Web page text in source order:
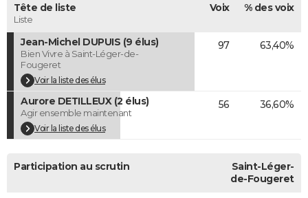
COPAINS D'AVANT
S'inscrire
Se connecter
Lycées
Collèges
Primaires
Universités
Entreprises
Service militaire
Avis de recherche
AVIS DE DÉCÈS
FORUM
Bricolage
Lifestyle
Culture
Sport
Auto
Television
Voyage
Cinema
Tête de liste
Liste
Voix % des voix
Jean-Michel DUPUIS (9 élus)
Bien Vivre à Saint-Léger-de-
Fougeret
Voir la liste des élus
97 63,40%
Aurore DETILLEUX (2 élus)
Agir ensemble maintenant
Voir la liste des élus
56 36,60%
Participation au scrutin
Saint-Léger-
de-Fougeret